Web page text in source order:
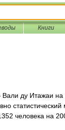
Книги
ду Итажаи на
человека на